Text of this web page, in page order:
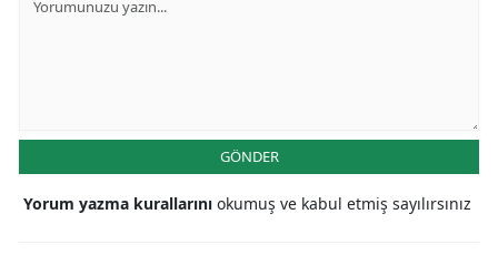
GÖNDER
Yorum yazma kurallarını okumuş ve kabul etmiş sayılırsınız